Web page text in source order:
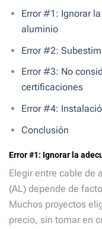
Error #1: Ignorar
aluminio
Error #2:
Error #3: No
certificaciones
Error #4:
Conclusión
Error #1: Ignorar la
Elegir entre cable de
(AL) depende de
Muchos proyectos
precio, sin tomar en